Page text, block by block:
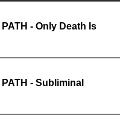
- Only Death Is
- Subliminal